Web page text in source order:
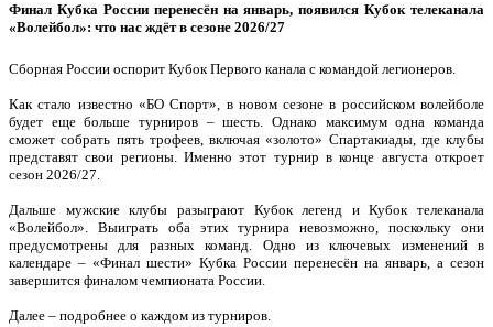
Финал Кубка России перенесён на январь, появился Кубок телеканала
«Волейбол»: что нас ждёт в сезоне 2026/27
Сборная России оспорит Кубок Первого канала с командой легионеров.
Как стало известно «БО Спорт», в новом сезоне в российском волейболе
будет еще больше турниров – шесть. Однако максимум одна команда
сможет собрать пять трофеев, включая «золото» Спартакиады, где клубы
представят свои регионы. Именно этот турнир в конце августа откроет
сезон 2026/27.
Дальше мужские клубы разыграют Кубок легенд и Кубок телеканала
«Волейбол». Выиграть оба этих турнира невозможно, поскольку они
предусмотрены для разных команд. Одно из ключевых изменений в
календаре – «Финал шести» Кубка России перенесён на январь, а сезон
завершится финалом чемпионата России.
Далее – подробнее о каждом из турниров.